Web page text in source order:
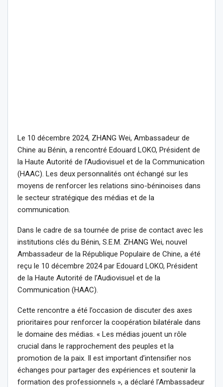
Le 10 décembre 2024, ZHANG Wei, Ambassadeur de
Chine au Bénin, a rencontré Edouard LOKO, Président de
la Haute Autorité de l’Audiovisuel et de la Communication
(HAAC). Les deux personnalités ont échangé sur les
moyens de renforcer les relations sino-béninoises dans
le secteur stratégique des médias et de la
communication.
Dans le cadre de sa tournée de prise de contact avec les
institutions clés du Bénin, S.E.M. ZHANG Wei, nouvel
Ambassadeur de la République Populaire de Chine, a été
reçu le 10 décembre 2024 par Edouard LOKO, Président
de la Haute Autorité de l’Audiovisuel et de la
Communication (HAAC).
Cette rencontre a été l’occasion de discuter des axes
prioritaires pour renforcer la coopération bilatérale dans
le domaine des médias. « Les médias jouent un rôle
crucial dans le rapprochement des peuples et la
promotion de la paix. Il est important d’intensifier nos
échanges pour partager des expériences et soutenir la
formation des professionnels », a déclaré l’Ambassadeur